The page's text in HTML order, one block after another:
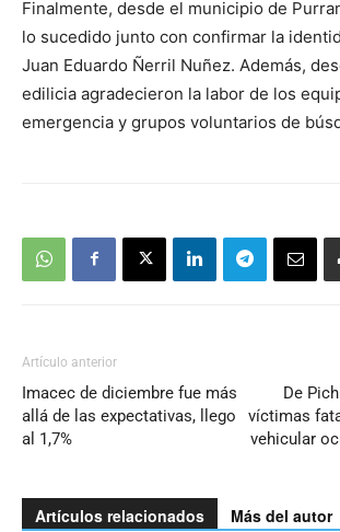
Finalmente, desde el municipio de
lo sucedido junto con confirmar la
Juan Eduardo Ñerril Nuñez. Además,
edilicia agradecieron la labor de los
emergencia y grupos voluntarios de
Artículo anterior
Imacec de diciembre fue más
allá de las expectativas, llego
al 1,7%
De
víctimas
vehicular
Artículos relacionados Más del autor